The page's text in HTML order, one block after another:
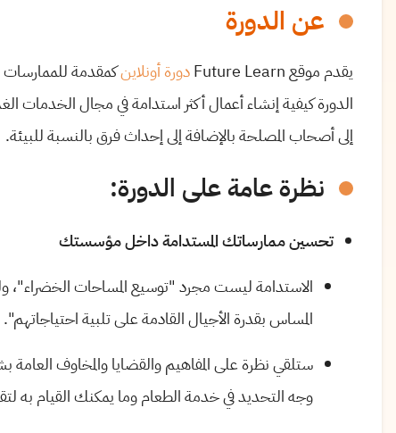
عن الدورة
يقدم موقع Future Learn دورة أونلاينكمقدمة
الدورة كيفية إنشاء أعمال أكثر استدامة في مجال الخدمات
إلى أصحاب المصلحة بالإضافة إلى إحداث فرق بالنسبة للبيئة.
نظرة عامة على الدورة:
تحسين ممارساتك المستدامة داخل مؤسستك
الاستدامة ليست مجرد "توسيع المساحات الخضراء"،
المساس بقدرة الأجيال القادمة على تلبية احتياجاتهم".
ستلقي نظرة على المفاهيم والقضايا والمخاوف العامة
وجه التحديد في خدمة الطعام وما يمكنك القيام به